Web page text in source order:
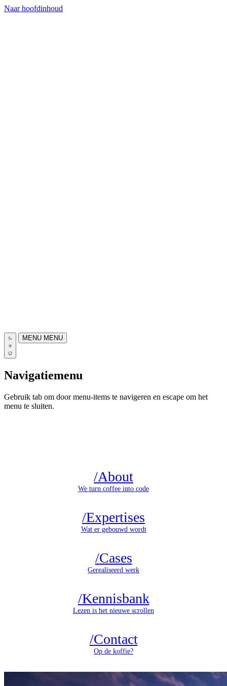
Naar hoofdinhoud
MENU MENU
Navigatiemenu
Gebruik tab om door menu-items te navigeren en escape om het
menu te sluiten.
/About
We turn coffee into code
/Expertises
Wat er gebouwd wordt
/Cases
Gerealiseerd werk
/Kennisbank
Lezen is het nieuwe scrollen
/Contact
Op de koffie?